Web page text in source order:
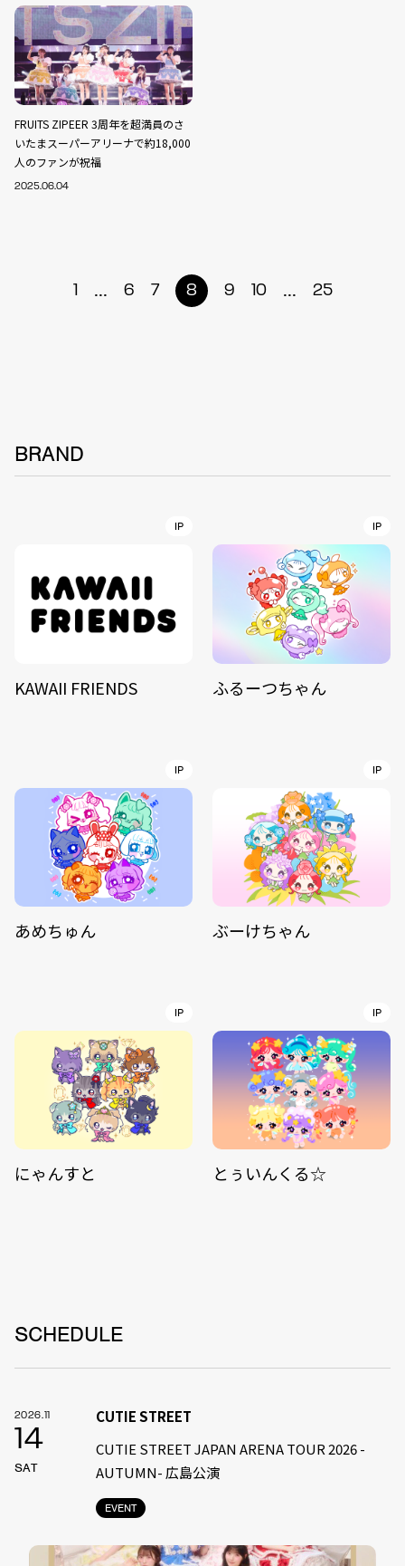
FRUITS ZIPEER 3周年を超満員のさ
いたまスーパーアリーナで約18,000
人のファンが祝福
2025.06.04
1 ... 6 7 8 9 10 ... 25
BRAND
IP
KAWAII FRIENDS
IP
ふるーつちゃん
IP
あめちゅん
IP
ぶーけちゃん
IP
にゃんすと
IP
とぅいんくる☆
SCHEDULE
2026.11
14
SAT
EVENT
CUTIE STREET
CUTIE STREET JAPAN ARENA TOUR 2026 -
AUTUMN- 広島公演